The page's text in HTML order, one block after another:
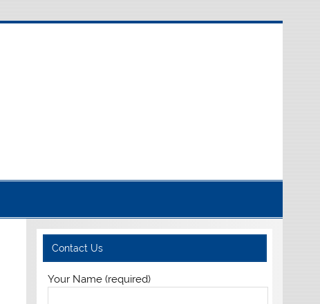
Contact Us
Your Name (required)